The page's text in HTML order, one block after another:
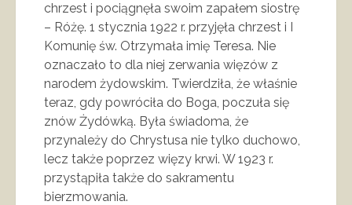
chrzest i pociągnęła swoim zapałem siostrę
– Różę. 1 stycznia 1922 r. przyjęła chrzest i I
Komunię św. Otrzymała imię Teresa. Nie
oznaczało to dla niej zerwania więzów z
narodem żydowskim. Twierdziła, że właśnie
teraz, gdy powróciła do Boga, poczuła się
znów Żydówką. Była świadoma, że
przynależy do Chrystusa nie tylko duchowo,
lecz także poprzez więzy krwi. W 1923 r.
przystąpiła także do sakramentu
bierzmowania.